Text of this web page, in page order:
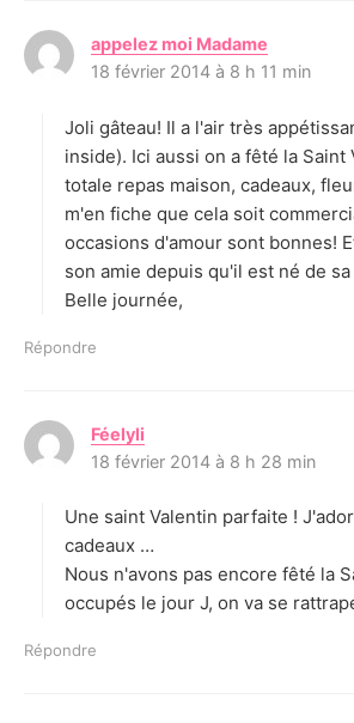
appelez moi Madame
i
:
18 février 2014 à 8 h 11 min
Joli gâteau! Il a l'air très
inside). Ici aussi on a fêté la Saint
totale repas maison, cadeaux,
m'en fiche que cela soit
occasions d'amour sont bonnes!
son amie depuis qu'il est né de
Belle journée,
Répondre
Féelyli
i
:
18 février 2014 à 8 h 28 min
Une saint Valentin parfaite !
cadeaux …
Nous n'avons pas encore fêté la
occupés le jour J, on va se
Répondre